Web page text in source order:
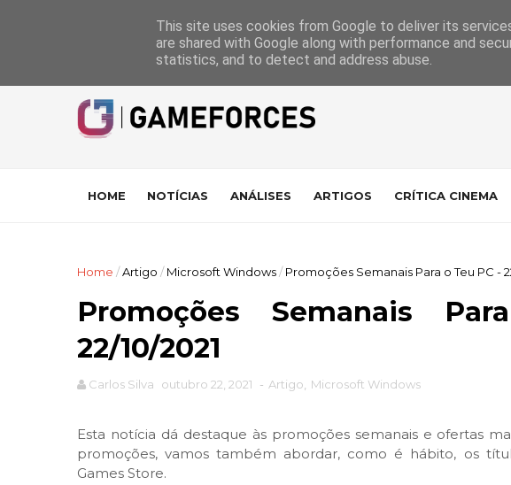
A equipa Pontuações das Análises Suporte da Indústria
HOME NOTÍCIAS ANÁLISES ARTIGOS CRÍTICA CINEMA
Home /Artigo / Microsoft Windows/ Promoções Semanais Para o Teu PC -
Promoções Semanais
22/10/2021
Carlos Silva outubro 22, 2021 - Artigo Microsoft Windows
Esta notícia dá destaque às promoções semanais e ofertas
promoções, vamos também abordar, como é hábito, os
Games Store.
This site uses cookies from Google to deliver its
are shared with Google along with performance and
statistics, and to detect and address abuse.